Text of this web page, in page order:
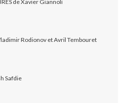
de Xavier Giannoli
Rodionov et Avril Tembouret
Safdie